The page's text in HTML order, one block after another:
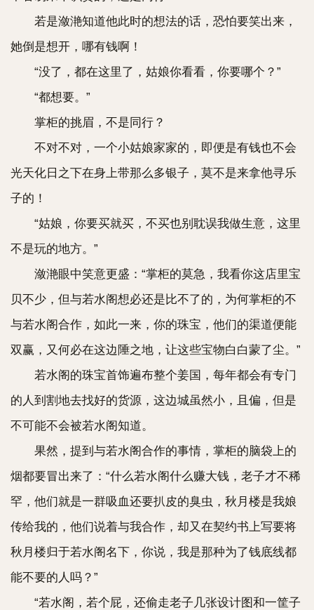
若是潋滟知道他此时的想法的话，恐怕要笑出来，
她倒是想开，哪有钱啊！
“没了，都在这里了，姑娘你看看，你要哪个？”
“都想要。”
掌柜的挑眉，不是同行？
不对不对，一个小姑娘家家的，即便是有钱也不会
光天化日之下在身上带那么多银子，莫不是来拿他寻乐
子的！
“姑娘，你要买就买，不买也别耽误我做生意，这里
不是玩的地方。”
潋滟眼中笑意更盛：“掌柜的莫急，我看你这店里宝
贝不少，但与若水阁想必还是比不了的，为何掌柜的不
与若水阁合作，如此一来，你的珠宝，他们的渠道便能
双赢，又何必在这边陲之地，让这些宝物白白蒙了尘。”
若水阁的珠宝首饰遍布整个姜国，每年都会有专门
的人到割地去找好的货源，这边城虽然小，且偏，但是
不可能不会被若水阁知道。
果然，提到与若水阁合作的事情，掌柜的脑袋上的
烟都要冒出来了：“什么若水阁什么赚大钱，老子才不稀
罕，他们就是一群吸血还要扒皮的臭虫，秋月楼是我娘
传给我的，他们说着与我合作，却又在契约书上写要将
秋月楼归于若水阁名下，你说，我是那种为了钱底线都
能不要的人吗？”
“若水阁，若个屁，还偷走老子几张设计图和一筐子